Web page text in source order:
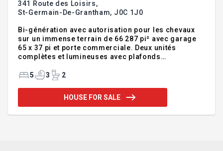
341 Route des Loisirs,
St-Germain-De-Grantham, J0C 1J0
Bi-génération avec autorisation pour les chevaux
sur un immense terrain de 66 287 pi² avec garage
65 x 37 pi et porte commerciale. Deux unités
complètes et lumineuses avec plafonds
section principale offre une suite des maîtres avec
sous-sol et une mezzanine bureau. La seconde
unité propose aussi une cuisine complète avec
5 3 2
HOUSE FOR SALE